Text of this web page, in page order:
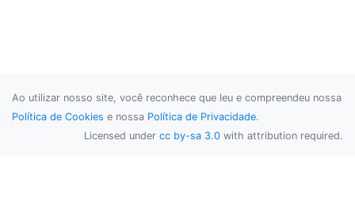
Ao utilizar nosso site, você reconhece que leu e compreendeu nossa
Política de Cookies e nossa Política de Privacidade.
Licensed under cc by-sa 3.0 with attribution required.